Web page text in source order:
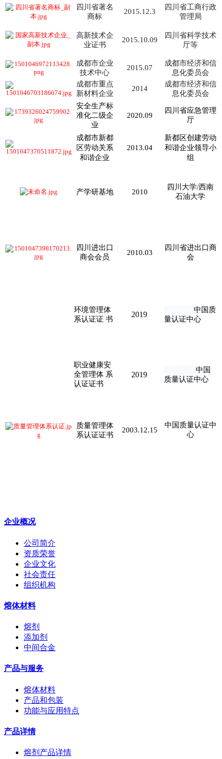
四川省著名
商标
2015.12.3
四川省工商行政
管理局
高新技术企
业证书
2015.10.09
四川省科学技术
厅等
成都市企业
技术中心
2015.07
成都市经济和信
息化委员会
成都市重点
新材料企业
2014
成都市经济和信
息化委员会
安全生产标
准化二级企
业
2020.09
四川省应急管理
厅
成都市新都
区劳动关系
和谐企业
2013.04
新都区创建劳动
和谐企业领导小
组
产学研基地 2010
四川大学/西南
石油大学
四川进出口
商会会员
2010.03
四川省进出口商
会
环境管理体
系认证证 书
2019
中国质
量认证中心
职业健康安
全管理体 系
认证证书
2019
中国
质量认证中心
质量管理体
系认证证书
2003.12.15
中国质量认证中
心
企业概况
公司简介
资质荣誉
企业文化
社会责任
组织机构
熔体材料
熔剂
添加剂
中间合金
产品与服务
熔体材料
产品和包装
功能与应用特点
产品详情
熔剂产品详情